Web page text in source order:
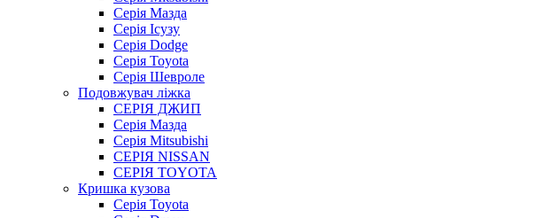
Серія Мазда
Серія Ісузу
Серія Dodge
Серія Toyota
Серія Шевроле
Подовжувач ліжка
СЕРІЯ ДЖИП
Серія Мазда
Серія Mitsubishi
СЕРІЯ NISSAN
СЕРІЯ TOYOTA
Кришка кузова
Серія Toyota